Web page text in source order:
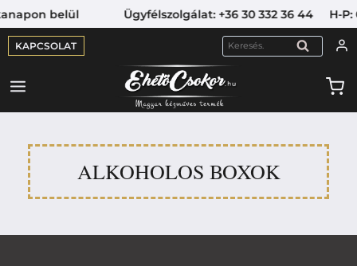
Ügyfélszolgálat: +36 30 332 36 44 H-P:
KAPCSOLAT KERESÉS
ALKOHOLOS BOXOK